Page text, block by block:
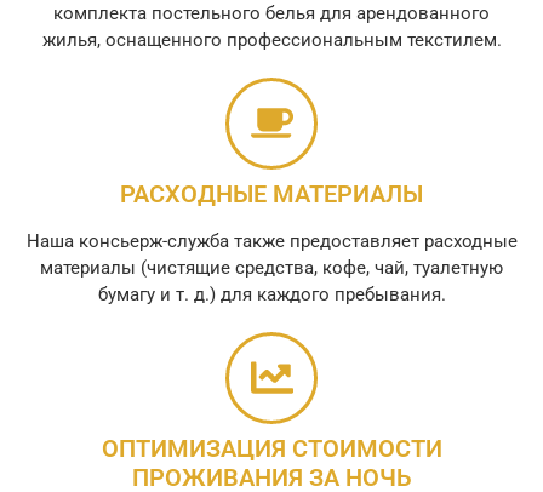
комплекта постельного белья для арендованного
жилья, оснащенного профессиональным текстилем.
РАСХОДНЫЕ МАТЕРИАЛЫ
Наша консьерж-служба также предоставляет расходные
материалы (чистящие средства, кофе, чай, туалетную
бумагу и т. д.) для каждого пребывания.
ОПТИМИЗАЦИЯ СТОИМОСТИ
ПРОЖИВАНИЯ ЗА НОЧЬ